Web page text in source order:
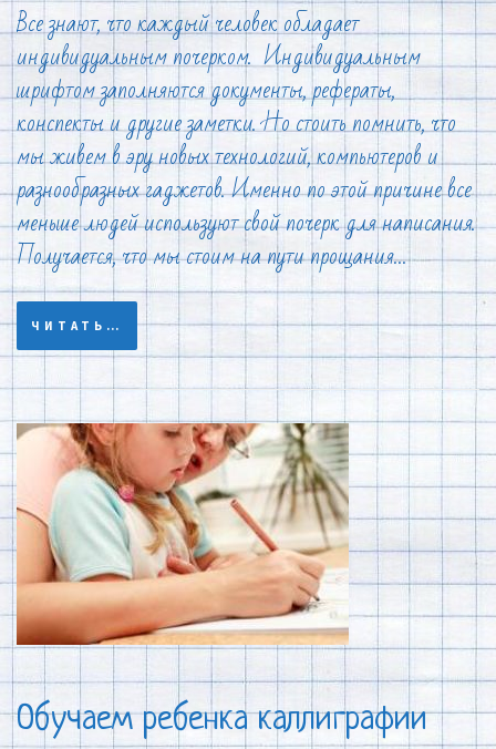
Все знают, что каждый человек обладает
индивидуальным почерком. Индивидуальным
шрифтом заполняются документы, рефераты,
конспекты и другие заметки. Но стоить помнить, что
мы живем в эру новых технологий, компьютеров и
разнообразных гаджетов. Именно по этой причине все
меньше людей используют свой почерк для написания.
Получается, что мы стоим на пути прощания…
ЧИТАТЬ…
Обучаем ребенка каллиграфии